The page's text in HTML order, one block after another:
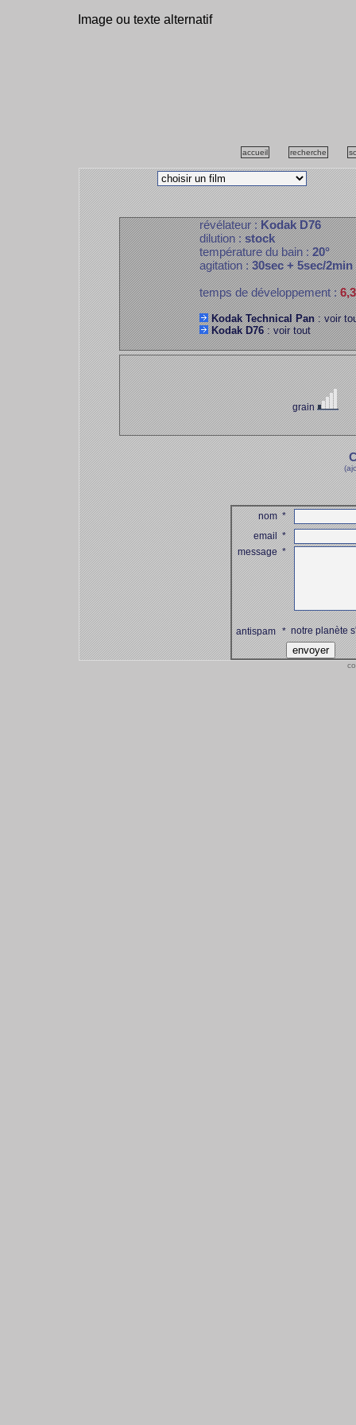
Image ou texte alternatif
accueil recherche
révélateur :Kodak D76
dilution :stock
température du bain :20°
agitation :30sec + 5sec/2min
temps de développement :
Kodak Technical Pan: voir
Kodak D76: voir tout
grain
nom*
email*
message*
antispam *notre planète